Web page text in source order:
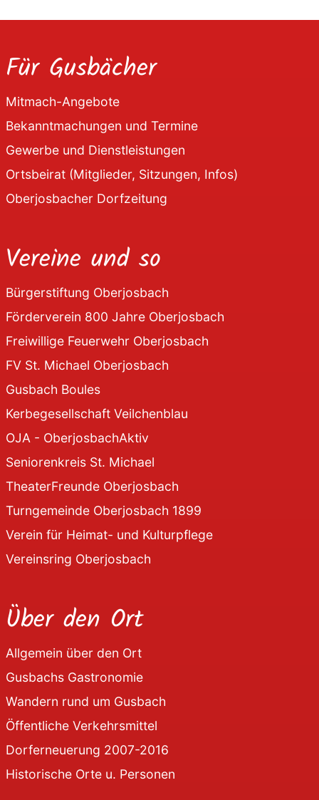
Für Gusbächer
Mitmach-Angebote
Bekanntmachungen und Termine
Gewerbe und Dienstleistungen
Ortsbeirat (Mitglieder, Sitzungen, Infos)
Oberjosbacher Dorfzeitung
Vereine und so
Bürgerstiftung Oberjosbach
Förderverein 800 Jahre Oberjosbach
Freiwillige Feuerwehr Oberjosbach
FV St. Michael Oberjosbach
Gusbach Boules
Kerbegesellschaft Veilchenblau
OJA - OberjosbachAktiv
Seniorenkreis St. Michael
TheaterFreunde Oberjosbach
Turngemeinde Oberjosbach 1899
Verein für Heimat- und Kulturpflege
Vereinsring Oberjosbach
Über den Ort
Allgemein über den Ort
Gusbachs Gastronomie
Wandern rund um Gusbach
Öffentliche Verkehrsmittel
Dorferneuerung 2007-2016
Historische Orte u. Personen